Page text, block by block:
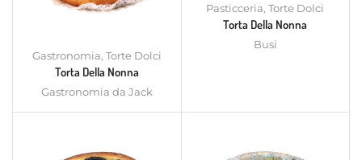
Gastronomia, Torte Dolci
Torta Della Nonna
Gastronomia da Jack
Pasticceria,Torte Dolci
Torta Della Nonna
Busi